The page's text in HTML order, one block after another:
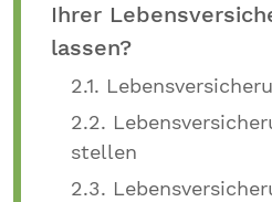
Ihrer
lassen?
2.1.
2.2.
stellen
2.3.